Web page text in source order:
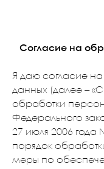
Согласие на
Я даю согласие
данных (далее –
обработки
Федерального
27 июля 2006 года
порядок
меры по